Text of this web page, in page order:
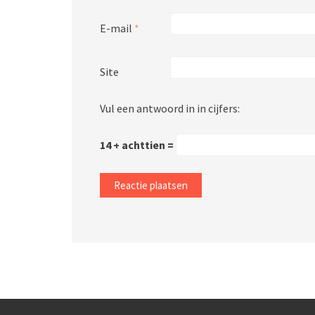
E-mail *
Site
Vul een antwoord in in cijfers:
14 + achttien =